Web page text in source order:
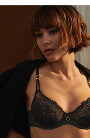
ЛАСКАВО
NOSOVSKI.COM!
ПРИВІТНИЙ БОНУС -
ПЕРШЕ